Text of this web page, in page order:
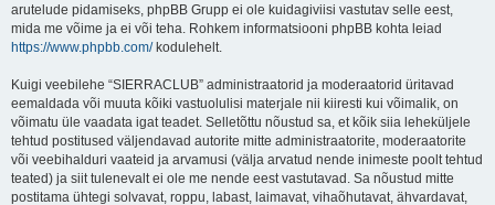
arutelude pidamiseks, phpBB Grupp ei ole kuidagiviisi vastutav selle eest,
mida me võime ja ei või teha. Rohkem informatsiooni phpBB kohta leiad
https://www.phpbb.com/kodulehelt.
Kuigi veebilehe “SIERRACLUB” administraatorid ja moderaatorid üritavad
eemaldada või muuta kõiki vastuolulisi materjale nii kiiresti kui võimalik, on
võimatu üle vaadata igat teadet. Selletõttu nõustud sa, et kõik siia leheküljele
tehtud postitused väljendavad autorite mitte administraatorite, moderaatorite
või veebihalduri vaateid ja arvamusi (välja arvatud nende inimeste poolt tehtud
teated) ja siit tulenevalt ei ole me nende eest vastutavad. Sa nõustud mitte
postitama ühtegi solvavat, roppu, labast, laimavat, vihaõhutavat, ähvardavat,